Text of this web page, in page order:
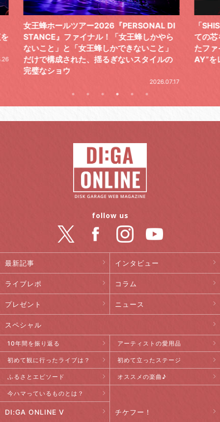
「SHISHAMOでした!!!」ロックバンドとし
ての芯を貫き通し、笑顔と感謝で泳ぎ切っ
たファイナルライブ、DAY2“GOODBYE D
AY”をレポート
気
レ
最新記事 インタビュー
ライブレポ コラム
プレゼント ニュース
スペシャル
10年間を振り返る アーティストの愛用品
初めて観に行ったライブは？ 初めて立ったステージ
ふるさとエピソード オススメの楽曲♪
今ハマっているものとは？
DI:GA ONLINE V チケフー！
follow us